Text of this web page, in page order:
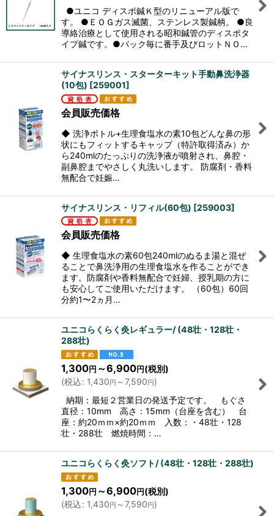
●ユニコ ディスポ鍼Ｋ型のリニューアル版で
す。 ●ＥＯＧガス滅菌、ステンレス製鍼柄。 ●良
導絡治療として使用される昭和鍼管のディスポタ
イプ鍼です。●パック毎に番手及びロットＮＯ…
サイナスリンス・スターターキット手動鼻洗浄器
(10包) [259001]
会員販売価格
◆ 洗浄ボトル+生理食塩水の素10包どんな鼻の形
状にもフィットするキャップ（特許取得済み）か
ら240mlのたっぷりの洗浄液が噴射され、鼻腔・
副鼻腔までやさしく丸洗いします。 防腐剤・香料
無配合で妊娠…
サイナスリンス・リフィル(60包) [259003]
会員販売価格
◆ 生理食塩水の素60包240mlのぬるま湯と混ぜ
ることで鼻洗浄用の生理食塩水を作ることができ
ます。防腐剤や香料無配合で妊婦、授乳期の方に
も安心してご使用いただけます。 （60包）60回
分約1〜2ヵ月…
ユニコらくらく灸レギュラー/ (48壮・128壮・
288壮)
1,300円 ～6,900円 (税別)
(税込: 1,430円 ～7,590円)
納期：最短２営業日の発送予定です。 もぐさ
直径：10mm 高さ：15mm（台座を含む） 台
座：約20ｍｍ×約20ｍｍ 入数：・48壮・128
壮・288壮 燃焼時間：…
ユニコらくらく灸ソフト/ (48壮・128壮・288壮)
1,300円 ～6,900円(税別)
(税込: 1,430円 ～7,590円)